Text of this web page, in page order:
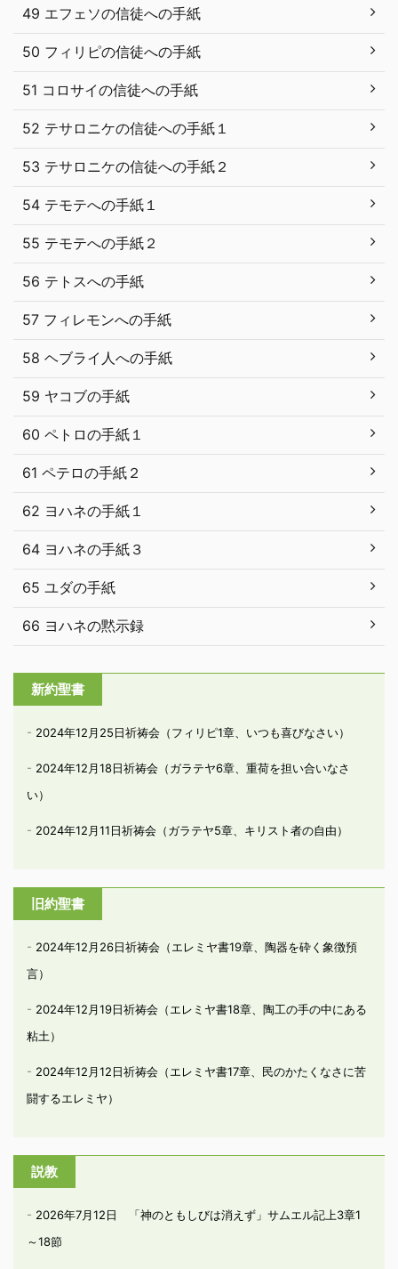
49 エフェソの信徒への手紙
50 フィリピの信徒への手紙
51 コロサイの信徒への手紙
52 テサロニケの信徒への手紙１
53 テサロニケの信徒への手紙２
54 テモテへの手紙１
55 テモテへの手紙２
56 テトスへの手紙
57 フィレモンへの手紙
58 ヘブライ人への手紙
59 ヤコブの手紙
60 ペトロの手紙１
61 ペテロの手紙２
62 ヨハネの手紙１
64 ヨハネの手紙３
65 ユダの手紙
66 ヨハネの黙示録
新約聖書
2024年12月25日祈祷会（フィリピ1章、いつも喜びなさい）
2024年12月18日祈祷会（ガラテヤ6章、重荷を担い合いなさ
い）
2024年12月11日祈祷会（ガラテヤ5章、キリスト者の自由）
旧約聖書
2024年12月26日祈祷会（エレミヤ書19章、陶器を砕く象徴預
言）
2024年12月19日祈祷会（エレミヤ書18章、陶工の手の中にある
粘土）
2024年12月12日祈祷会（エレミヤ書17章、民のかたくなさに苦
闘するエレミヤ）
説教
2026年7月12日 「神のともしびは消えず」サムエル記上3章1
～18節